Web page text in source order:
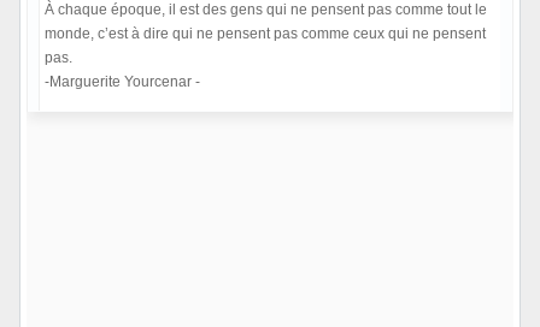
À chaque époque, il est des gens qui ne pensent pas comme tout le
monde, c’est à dire qui ne pensent pas comme ceux qui ne pensent
pas.
-Marguerite Yourcenar -